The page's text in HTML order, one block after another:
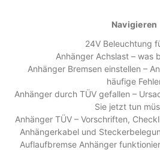
Navigieren
24V Beleuchtung
Anhänger Achslast – was
Anhänger Bremsen einstellen –
häufige
Anhänger durch TÜV gefallen –
Sie jetzt tun
Anhänger TÜV – Vorschriften,
Anhängerkabel und
Auflaufbremse Anhänger